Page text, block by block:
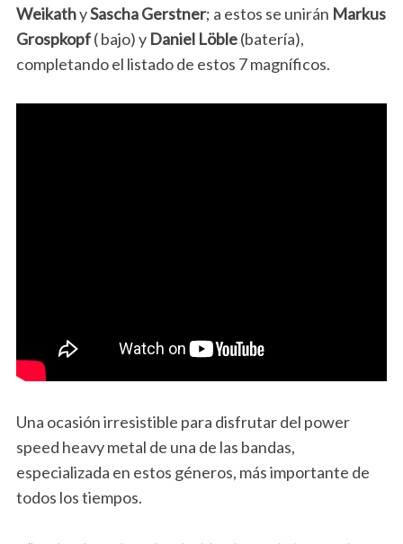
WeikathySascha Gerstner; a estos se unirán Markus
Grospkopf( bajo) y Daniel Löble(batería),
completando el listado de estos 7 magníficos.
Una ocasión irresistible para disfrutar del power
speed heavy metal de una de las bandas,
especializada en estos géneros, más importante de
todos los tiempos.